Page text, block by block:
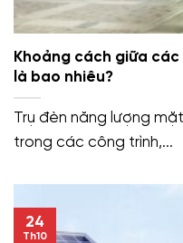
Khoảng cách giữa
là bao nhiêu?
Trụ đèn năng lượng
trong các công trình,...
24
Th10